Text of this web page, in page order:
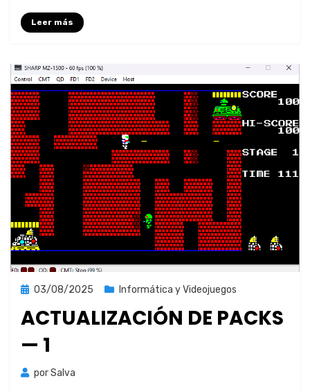
Leer más
Publicada
03/08/2025 Informática y Videojuegos
ACTUALIZACIÓN DE PACKS
— 1
porSalva